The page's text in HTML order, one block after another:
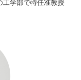
工学部で特任准教授